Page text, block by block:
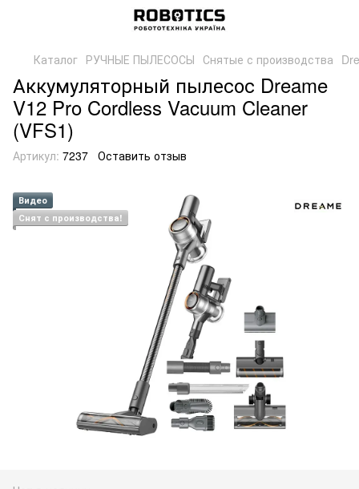
Каталог РУЧНЫЕ ПЫЛЕСОСЫ Снятые с производства
Аккумуляторный пылесос Dreame
V12 Pro Cordless Vacuum Cleaner
(VFS1)
Артикул: 7237 Оставить отзыв
Видео
Снят с производства!